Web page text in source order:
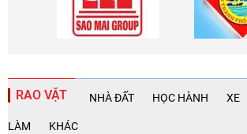
RAO VẶT NHÀ ĐẤT HỌC HÀNH XE
LÀM KHÁC